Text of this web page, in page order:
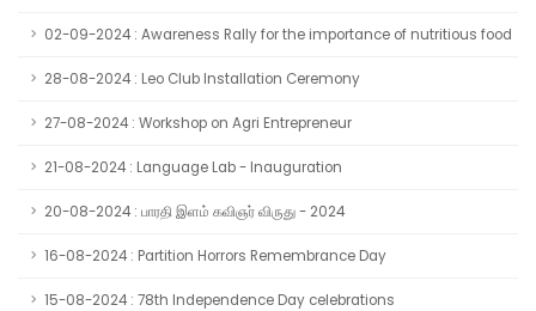
02-09-2024 : Awareness Rally for the importance of nutritious food
28-08-2024 : Leo Club Installation Ceremony
27-08-2024 : Workshop on Agri Entrepreneur
21-08-2024 : Language Lab - Inauguration
20-08-2024 : பாரதி இளம் கவிஞர் விருது - 2024
16-08-2024 : Partition Horrors Remembrance Day
15-08-2024 : 78th Independence Day celebrations